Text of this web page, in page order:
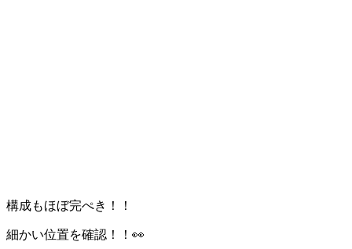
構成もほぼ完ぺき！！
細かい位置を確認！！👀